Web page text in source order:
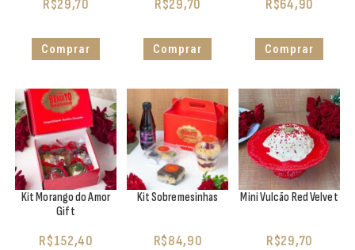
R$29,70
Comprar
R$29,70
Comprar
R$64,90
Comprar
Kit Morango do Amor
Gift
R$152,40
Kit Sobremesinhas
R$84,90
Mini Vulcão Red Velvet
R$29,70